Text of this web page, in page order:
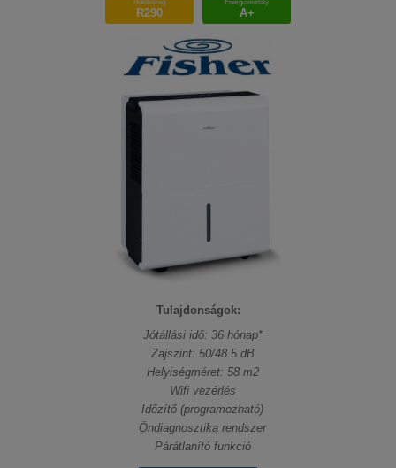
Hűtőközeg
R290
Energiaosztály
A+
Tulajdonságok:
Jótállási idő: 36 hónap*
Zajszint: 50/48.5 dB
Helyiségméret: 58 m2
Wifi vezérlés
Időzítő (programozható)
Öndiagnosztika rendszer
Párátlanító funkció